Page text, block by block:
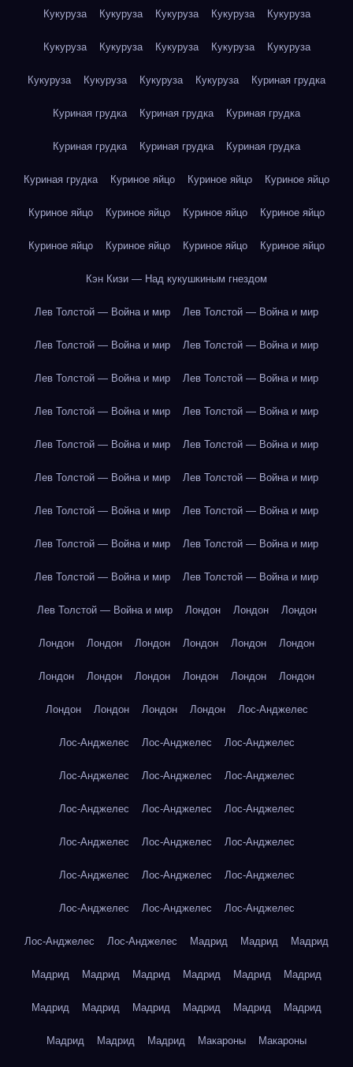
Кукуруза Кукуруза Кукуруза Кукуруза Кукуруза
Кукуруза Кукуруза Кукуруза Кукуруза Кукуруза
Кукуруза Кукуруза Кукуруза Кукуруза Куриная грудка
Куриная грудка Куриная грудка Куриная грудка
Куриная грудка Куриная грудка Куриная грудка
Куриная грудка Куриное яйцо Куриное яйцо Куриное яйцо
Куриное яйцо Куриное яйцо Куриное яйцо Куриное яйцо
Куриное яйцо Куриное яйцо Куриное яйцо Куриное яйцо
Кэн Кизи — Над кукушкиным гнездом
Лев Толстой — Война и мир Лев Толстой — Война и мир
Лев Толстой — Война и мир Лев Толстой — Война и мир
Лев Толстой — Война и мир Лев Толстой — Война и мир
Лев Толстой — Война и мир Лев Толстой — Война и мир
Лев Толстой — Война и мир Лев Толстой — Война и мир
Лев Толстой — Война и мир Лев Толстой — Война и мир
Лев Толстой — Война и мир Лев Толстой — Война и мир
Лев Толстой — Война и мир Лев Толстой — Война и мир
Лев Толстой — Война и мир Лев Толстой — Война и мир
Лев Толстой — Война и мир Лондон Лондон Лондон
Лондон Лондон Лондон Лондон Лондон Лондон
Лондон Лондон Лондон Лондон Лондон Лондон
Лондон Лондон Лондон Лондон Лос-Анджелес
Лос-Анджелес Лос-Анджелес Лос-Анджелес
Лос-Анджелес Лос-Анджелес Лос-Анджелес
Лос-Анджелес Лос-Анджелес Лос-Анджелес
Лос-Анджелес Лос-Анджелес Лос-Анджелес
Лос-Анджелес Лос-Анджелес Лос-Анджелес
Лос-Анджелес Лос-Анджелес Лос-Анджелес
Лос-Анджелес Лос-Анджелес Мадрид Мадрид Мадрид
Мадрид Мадрид Мадрид Мадрид Мадрид Мадрид
Мадрид Мадрид Мадрид Мадрид Мадрид Мадрид
Мадрид Мадрид Мадрид Макароны Макароны